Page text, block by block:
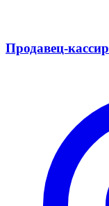
Продавец-кассир